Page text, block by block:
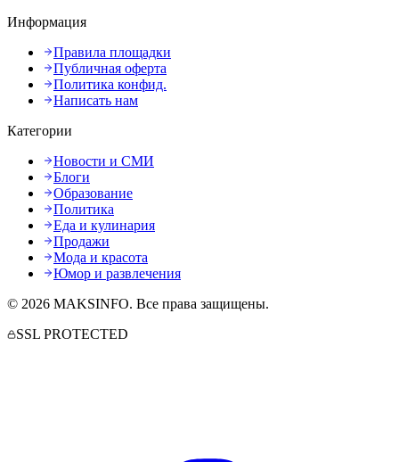
Информация
Правила площадки
Публичная оферта
Политика конфид.
Написать нам
Категории
Новости и СМИ
Блоги
Образование
Политика
Еда и кулинария
Продажи
Мода и красота
Юмор и развлечения
© 2026 MAKSINFO. Все права защищены.
SSL PROTECTED